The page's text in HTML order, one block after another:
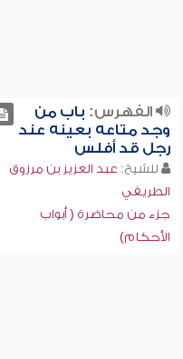
الفهرس: باب من
وجد متاعه بعينه عند
رجل قد أفلس
للشيخ: عبد العزيز بن مرزوق
الطريفي
جزء من محاضرة ( أبواب
الأحكام)